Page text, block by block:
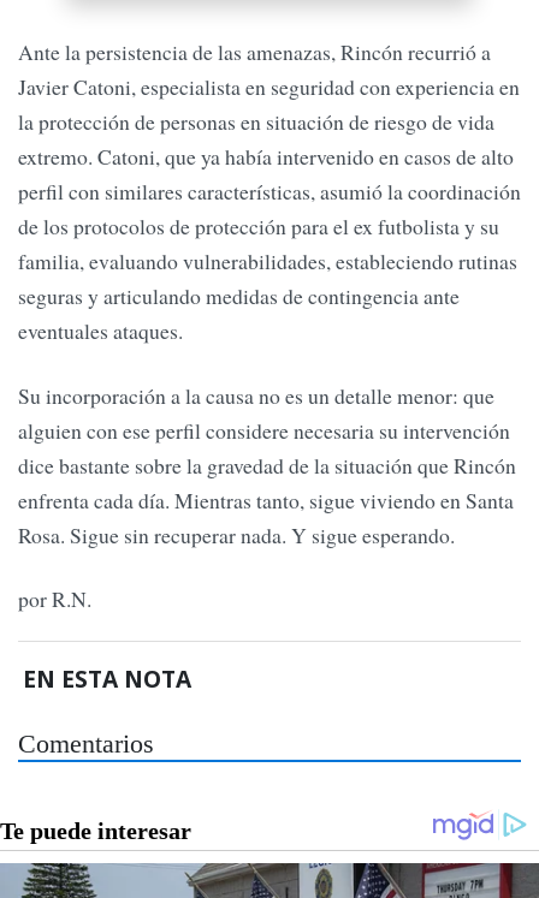
Ante la persistencia de las amenazas, Rincón recurrió a
Javier Catoni, especialista en seguridad con experiencia en
la protección de personas en situación de riesgo de vida
extremo. Catoni, que ya había intervenido en casos de alto
perfil con similares características, asumió la coordinación
de los protocolos de protección para el ex futbolista y su
familia, evaluando vulnerabilidades, estableciendo rutinas
seguras y articulando medidas de contingencia ante
eventuales ataques.
Su incorporación a la causa no es un detalle menor: que
alguien con ese perfil considere necesaria su intervención
dice bastante sobre la gravedad de la situación que Rincón
enfrenta cada día. Mientras tanto, sigue viviendo en Santa
Rosa. Sigue sin recuperar nada. Y sigue esperando.
por R.N.
EN ESTA NOTA
Comentarios